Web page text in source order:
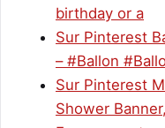
birthday or a
Sur Pinterest
– #Ballon
Sur Pinterest
Shower